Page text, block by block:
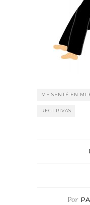
ME SENTÉ EN MI
REGI RIVAS
Por